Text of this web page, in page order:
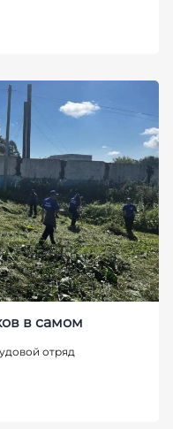
в самом
отряд